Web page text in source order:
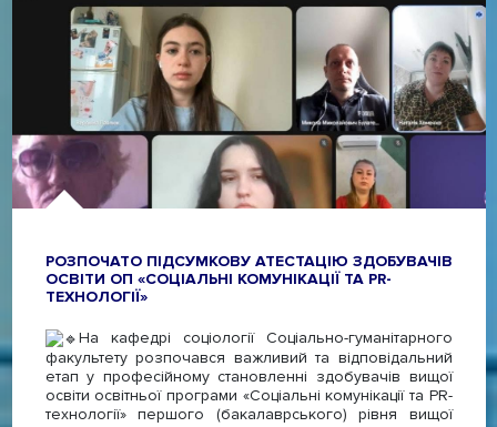
РОЗПОЧАТО ПІДСУМКОВУ АТЕСТАЦІЮ ЗДОБУВАЧІВ
ОСВІТИ ОП «СОЦІАЛЬНІ КОМУНІКАЦІЇ ТА PR-
ТЕХНОЛОГІЇ»
На кафедрі соціології Соціально-гуманітарного
факультету розпочався важливий та відповідальний
етап у професійному становленні здобувачів вищої
освіти освітньої програми «Соціальні комунікації та PR-
технології» першого (бакалаврського) рівня вищої